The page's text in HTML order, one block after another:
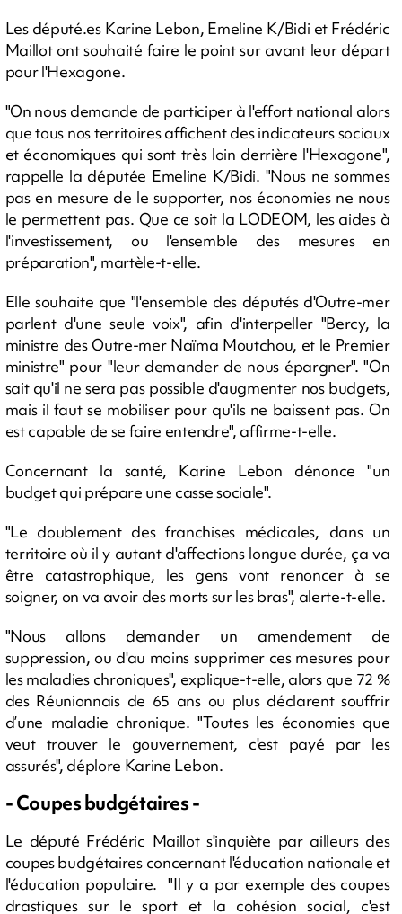
Les député.es Karine Lebon, Emeline K/Bidi et Frédéric
Maillot ont souhaité faire le point sur avant leur départ
pour l'Hexagone.
"On nous demande de participer à l'effort national alors
que tous nos territoires affichent des indicateurs sociaux
et économiques qui sont très loin derrière l'Hexagone",
rappelle la députée Emeline K/Bidi. "Nous ne sommes
pas en mesure de le supporter, nos économies ne nous
le permettent pas. Que ce soit la LODEOM, les aides à
l'investissement, ou l'ensemble des mesures en
préparation", martèle-t-elle.
Elle souhaite que "l'ensemble des députés d'Outre-mer
parlent d'une seule voix", afin d'interpeller "Bercy, la
ministre des Outre-mer Naïma Moutchou, et le Premier
ministre" pour "leur demander de nous épargner". "On
sait qu'il ne sera pas possible d'augmenter nos budgets,
mais il faut se mobiliser pour qu'ils ne baissent pas. On
est capable de se faire entendre", affirme-t-elle.
Concernant la santé, Karine Lebon dénonce "un
budget qui prépare une casse sociale".
"Le doublement des franchises médicales, dans un
territoire où il y autant d'affections longue durée, ça va
être catastrophique, les gens vont renoncer à se
soigner, on va avoir des morts sur les bras", alerte-t-elle.
"Nous allons demander un amendement de
suppression, ou d'au moins supprimer ces mesures pour
les maladies chroniques", explique-t-elle, alors que 72 %
des Réunionnais de 65 ans ou plus déclarent souffrir
d’une maladie chronique. "Toutes les économies que
veut trouver le gouvernement, c'est payé par les
assurés", déplore Karine Lebon.
- Coupes budgétaires -
Le député Frédéric Maillot s'inquiète par ailleurs des
coupes budgétaires concernant l'éducation nationale et
l'éducation populaire. "Il y a par exemple des coupes
drastiques sur le sport et la cohésion social, c'est